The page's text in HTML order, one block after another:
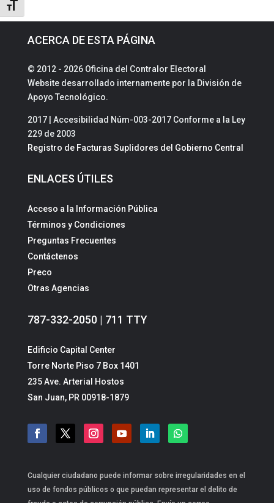
Toggle Font size
ACERCA DE ESTA PÁGINA
© 2012 - 2026 Oficina del Contralor Electoral
Website desarrollado internamente por la División de
Apoyo Tecnológico.
2017 | Accesibilidad Núm-003-2017 Conforme a la Ley
229 de 2003
Registro de Facturas Suplidores del Gobierno Central
ENLACES ÚTILES
Acceso a la Información Pública
Términos y Condiciones
Preguntas Frecuentes
Contáctenos
Preco
Otras Agencias
787-332-2050 | 711 TTY
Edificio Capital Center
Torre Norte Piso 7 Box 1401
235 Ave. Arterial Hostos
San Juan, PR 00918-1879
Cualquier ciudadano puede informar sobre irregularidades en el
uso de fondos públicos o que puedan representar el delito de